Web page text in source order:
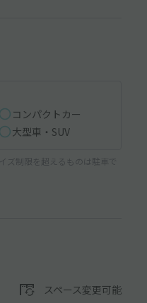
コンパクトカー
大型車・SUV
ズ制限を超えるものは駐車で
スペース変更可能